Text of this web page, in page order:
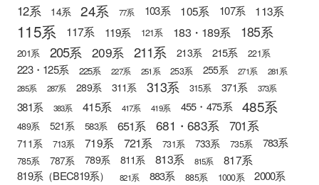
12系 14系 24系 77系 103系 105系 107系 113系
115系 117系 119系 121系 183・189系 185系
201系 205系 209系 211系 213系 215系 221系
223・125系 225系 227系 251系 253系 255系 271系
281系
285系
287系 289系 311系 313系 315系 371系 373系
381系 383系 415系 417系 419系 455・475系 485系
489系 521系 583系 651系 681・683系 701系
711系 713系 719系 721系 731系 733系 735系 783系
785系 787系 789系 811系 813系 815系 817系
819系（BEC819系） 821系 883系 885系 1000系 2000系